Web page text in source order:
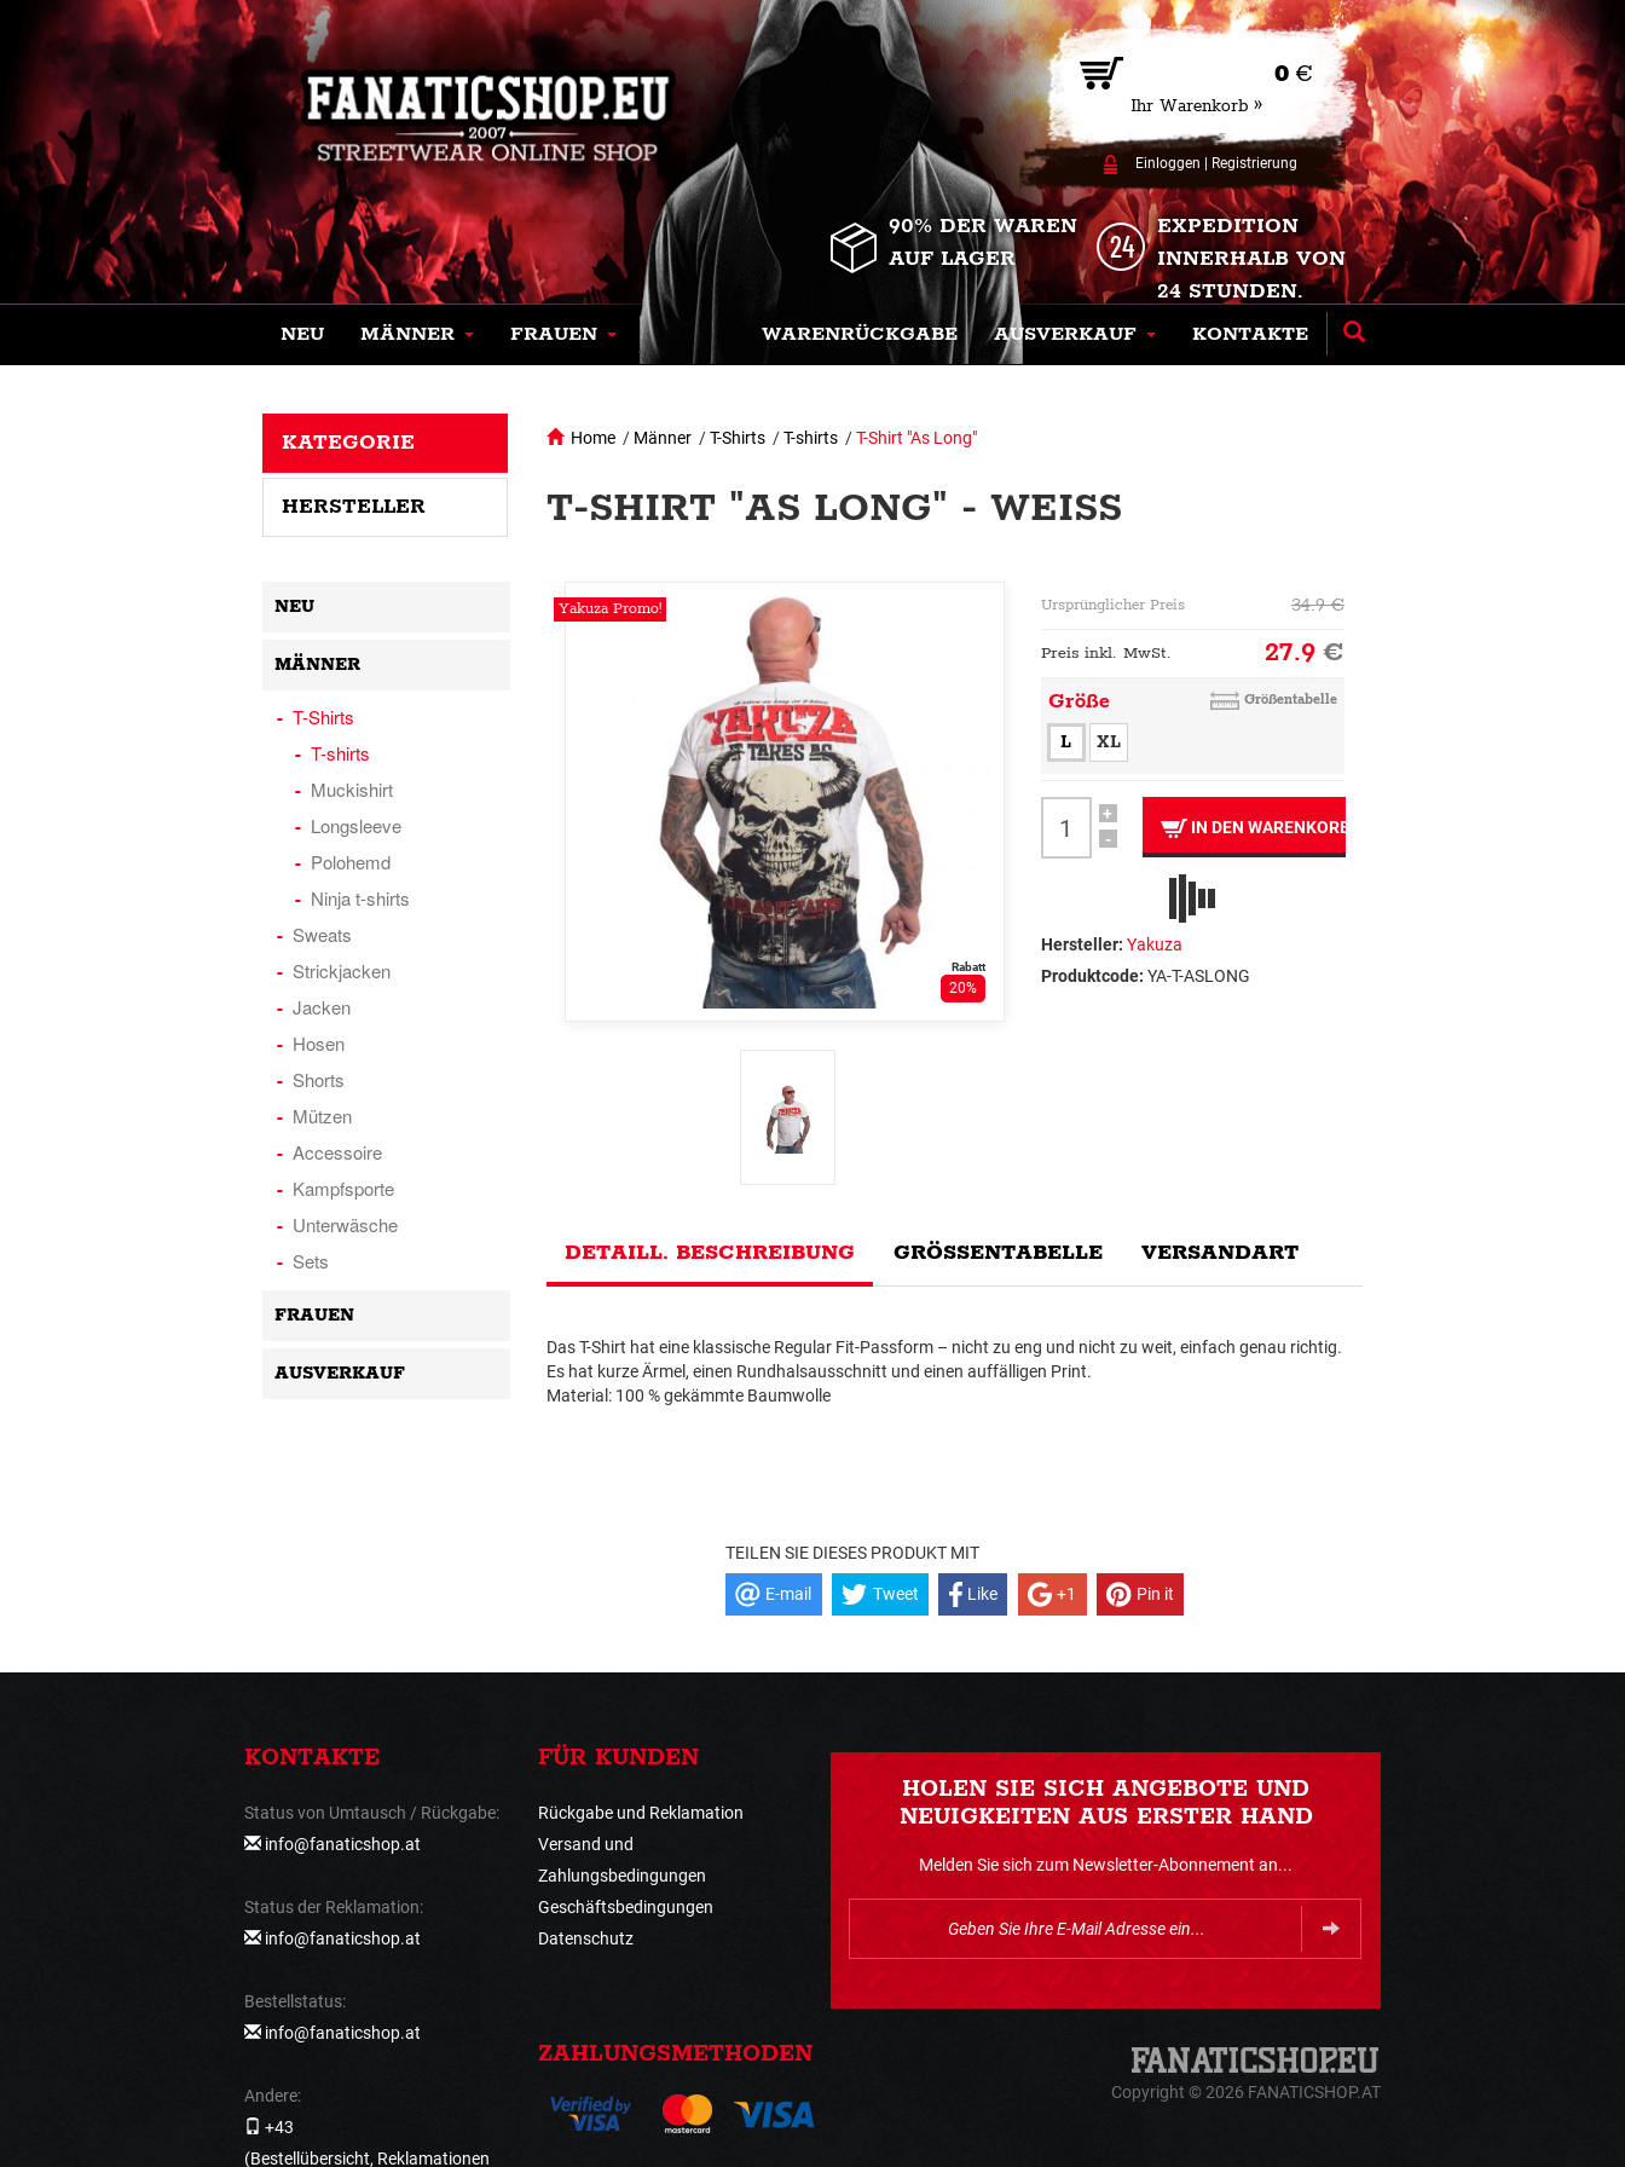
0 €
Ihr Warenkorb »
Einloggen Registrierung
90% DER WAREN
AUF LAGER
EXPEDITION
INNERHALB VON
24 STUNDEN.
NEU MÄNNER FRAUEN WARENRÜCKGABE AUSVERKAUF KONTAKTE
Home / Männer /T-Shirts /T-shirts /T-Shirt "As Long"
T-SHIRT "AS LONG" - WEISS
Yakuza Promo!
Rabatt
20%
Ursprünglicher Preis 34.9€
Preis inkl. MwSt. 27.9€
Größe Größentabelle
L XL
+
-
IN DEN WARENKORB
Hersteller: Yakuza
Produktcode: YA-T-ASLONG
DETAILL. BESCHREIBUNG GRÖSSENTABELLE VERSANDART
Das T-Shirt hat eine klassische Regular Fit-Passform – nicht zu eng und nicht zu weit, einfach genau richtig.
Es hat kurze Ärmel, einen Rundhalsausschnitt und einen auffälligen Print.
Material: 100 % gekämmte Baumwolle
TEILEN SIE DIESES PRODUKT MIT
E-mail Tweet Like +1 Pin it
KATEGORIE
HERSTELLER
NEU
MÄNNER
T-Shirts
T-shirts
Muckishirt
Longsleeve
Polohemd
Ninja t-shirts
Sweats
Strickjacken
Jacken
Hosen
Shorts
Mützen
Accessoire
Kampfsporte
Unterwäsche
Sets
FRAUEN
AUSVERKAUF
KONTAKTE
Status von Umtausch / Rückgabe:
info@fanaticshop.at
Status der Reklamation:
info@fanaticshop.at
Bestellstatus:
info@fanaticshop.at
Andere:
+43
(Bestellübersicht, Reklamationen
FÜR KUNDEN
Rückgabe und Reklamation
Versand und
Zahlungsbedingungen
Geschäftsbedingungen
Datenschutz
ZAHLUNGSMETHODEN
HOLEN SIE SICH ANGEBOTE UND
NEUIGKEITEN AUS ERSTER HAND
Melden Sie sich zum Newsletter-Abonnement an...
Copyright © 2026 FANATICSHOP.AT